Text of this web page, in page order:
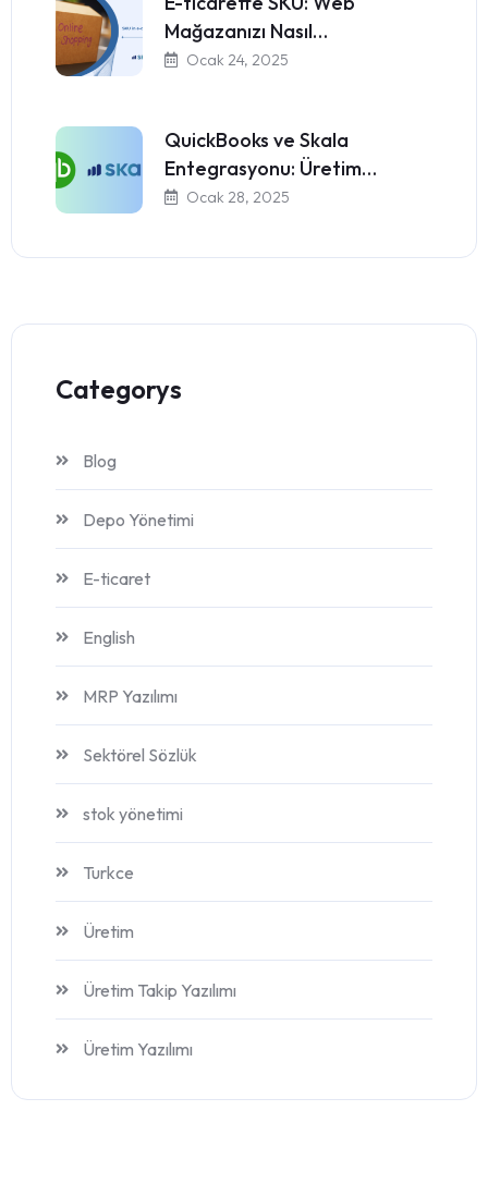
Mağazanızı Nasıl…
Ocak 24, 2025
QuickBooks ve Skala
Entegrasyonu: Üretim…
Ocak 28, 2025
Categorys
Blog
Depo Yönetimi
E-ticaret
English
MRP Yazılımı
Sektörel Sözlük
stok yönetimi
Turkce
Üretim
Üretim Takip Yazılımı
Üretim Yazılımı